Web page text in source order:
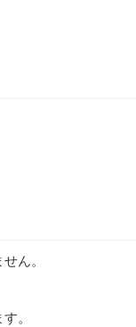
ん。
。